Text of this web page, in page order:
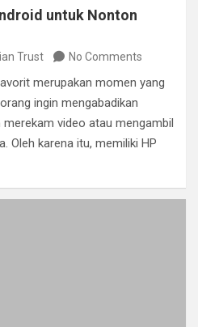
untuk Nonton
Trust No Comments
merupakan momen yang
ingin mengabadikan
video atau mengambil
Oleh karena itu, memiliki HP